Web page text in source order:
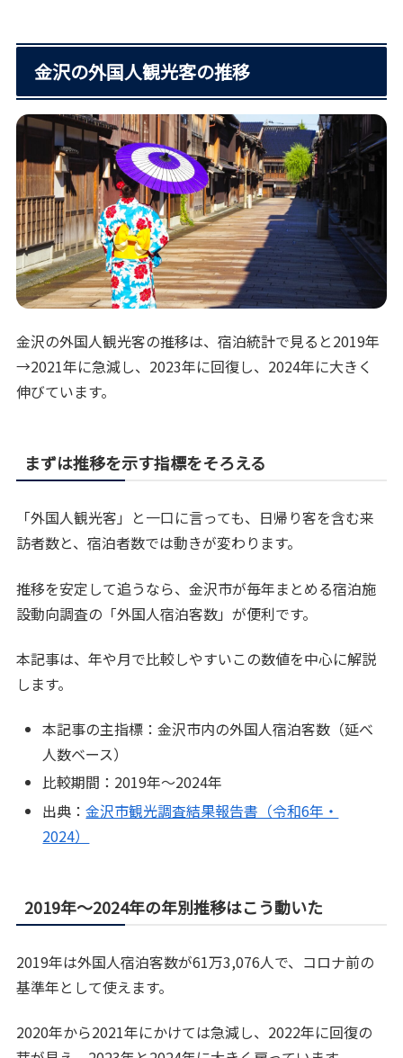
金沢の外国人観光客の推移
金沢の外国人観光客の推移は、宿泊統計で見ると2019年
→2021年に急減し、2023年に回復し、2024年に大きく
伸びています。
まずは推移を示す指標をそろえる
「外国人観光客」と一口に言っても、日帰り客を含む来
訪者数と、宿泊者数では動きが変わります。
推移を安定して追うなら、金沢市が毎年まとめる宿泊施
設動向調査の「外国人宿泊客数」が便利です。
本記事は、年や月で比較しやすいこの数値を中心に解説
します。
本記事の主指標：金沢市内の外国人宿泊客数（延べ
人数ベース）
比較期間：2019年〜2024年
出典：金沢市観光調査結果報告書（令和6年・
2024）
2019年〜2024年の年別推移はこう動いた
2019年は外国人宿泊客数が61万3,076人で、コロナ前の
基準年として使えます。
2020年から2021年にかけては急減し、2022年に回復の